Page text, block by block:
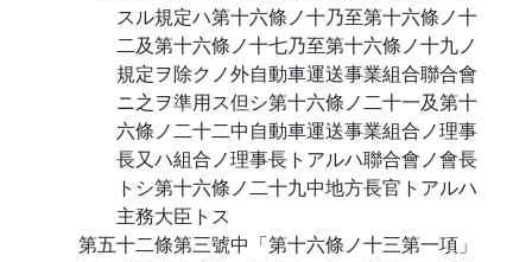
スル規定ハ第十六條ノ十乃至第十六條ノ十
二及第十六條ノ十七乃至第十六條ノ十九ノ
規定ヲ除クノ外自動車運送事業組合聯合會
ニ之ヲ準用ス但シ第十六條ノ二十一及第十
六條ノ二十二中自動車運送事業組合ノ理事
長又ハ組合ノ理事長トアルハ聯合會ノ會長
トシ第十六條ノ二十九中地方長官トアルハ
主務大臣トス
第五十二條第三號中「第十六條ノ十三第一項」